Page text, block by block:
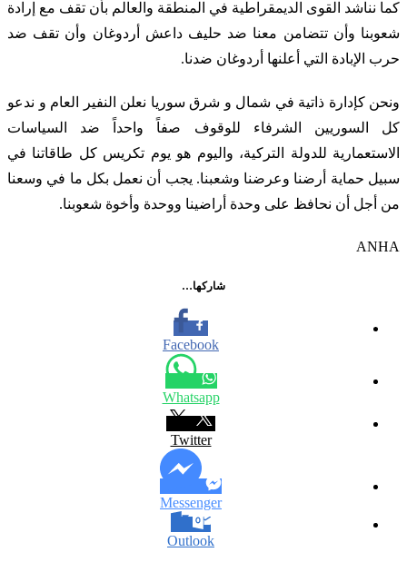
كما نناشد القوى الديمقراطية في المنطقة والعالم بأن تقف مع إرادة
شعوبنا وأن تتضامن معنا ضد حليف داعش أردوغان وأن تقف ضد
حرب الإبادة التي أعلنها أردوغان ضدنا.
ونحن كإدارة ذاتية في شمال و شرق سوريا نعلن النفير العام و ندعو
كل السوريين الشرفاء للوقوف صفاً واحداً ضد السياسات
الاستعمارية للدولة التركية، واليوم هو يوم تكريس كل طاقاتنا في
سبيل حماية أرضنا وعرضنا وشعبنا. يجب أن نعمل بكل ما في وسعنا
من أجل أن نحافظ على وحدة أراضينا ووحدة وأخوة شعوبنا.
ANHA
شاركها…
Facebook
Whatsapp
Twitter
Messenger
Outlook